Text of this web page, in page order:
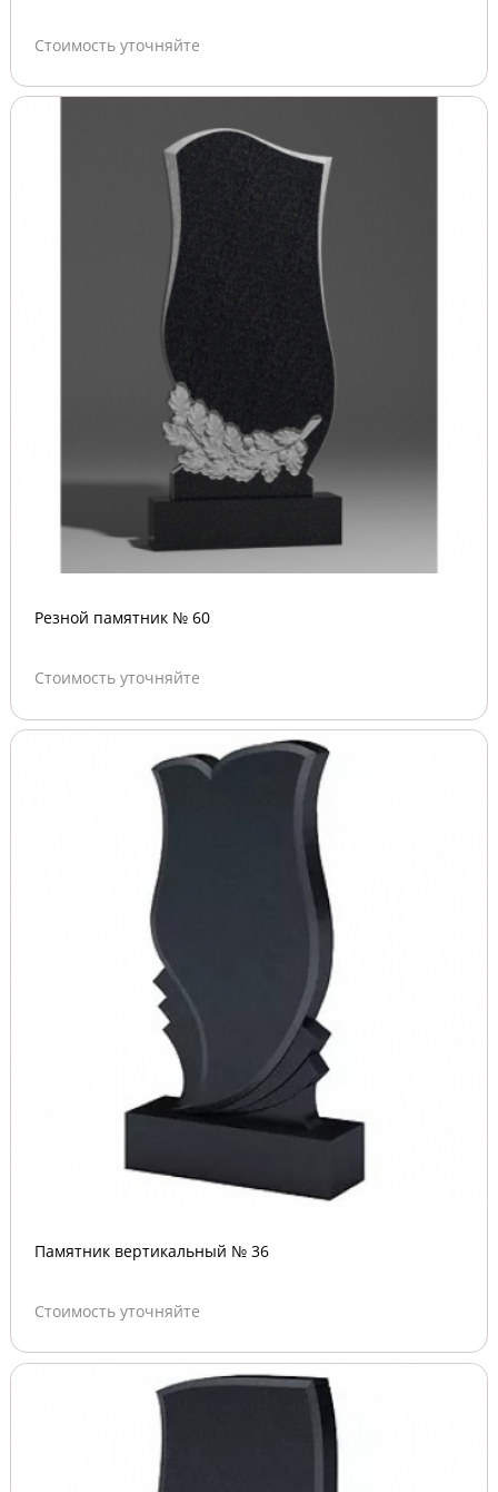
Стоимость уточняйте
Резной памятник № 60
Стоимость уточняйте
Памятник вертикальный № 36
Стоимость уточняйте